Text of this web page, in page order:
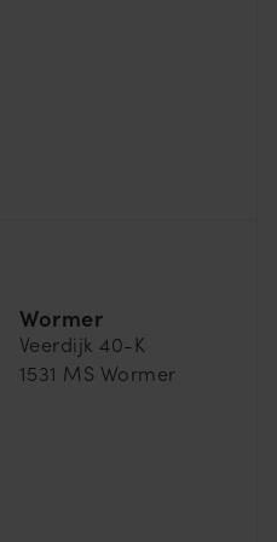
Wormer
Veerdijk 40-K
1531 MS Wormer